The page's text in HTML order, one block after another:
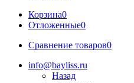
Корзина0
Отложенные0
Сравнение товаров0
info@bayliss.ru
Назад